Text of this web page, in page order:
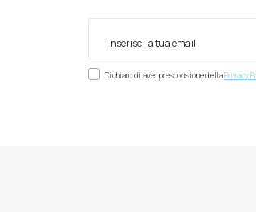
Dichiaro di aver preso visione dellaPrivacy